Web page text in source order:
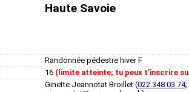
Haute Savoie
Randonnée pédestre hiver F
16 (limite atteinte; tu peux tʼinscrire
Ginette Jeannotat Broillet (022.348.03.74;